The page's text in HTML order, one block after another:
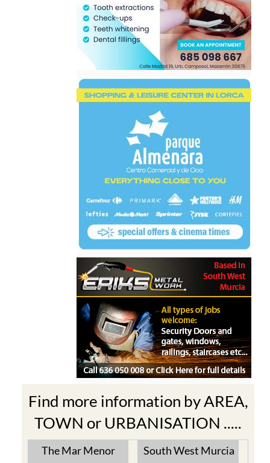
Find more information by AREA,
TOWN or URBANISATION .....
The Mar Menor South West Murcia